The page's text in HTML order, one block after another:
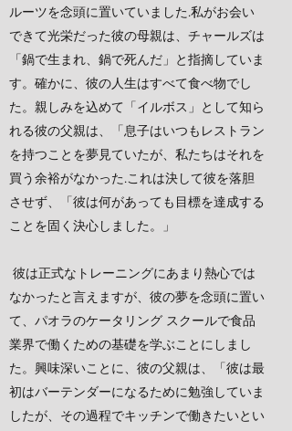
ルーツを念頭に置いていました.私がお会い
できて光栄だった彼の母親は、チャールズは
「鍋で生まれ、鍋で死んだ」と指摘していま
す。確かに、彼の人生はすべて食べ物でし
た。親しみを込めて「イルボス」として知ら
れる彼の父親は、「息子はいつもレストラン
を持つことを夢見ていたが、私たちはそれを
買う余裕がなかった.これは決して彼を落胆
させず、「彼は何があっても目標を達成する
ことを固く決心しました。」
彼は正式なトレーニングにあまり熱心では
なかったと言えますが、彼の夢を念頭に置い
て、パオラのケータリング スクールで食品
業界で働くための基礎を学ぶことにしまし
た。興味深いことに、彼の父親は、「彼は最
初はバーテンダーになるために勉強していま
したが、その過程でキッチンで働きたいとい